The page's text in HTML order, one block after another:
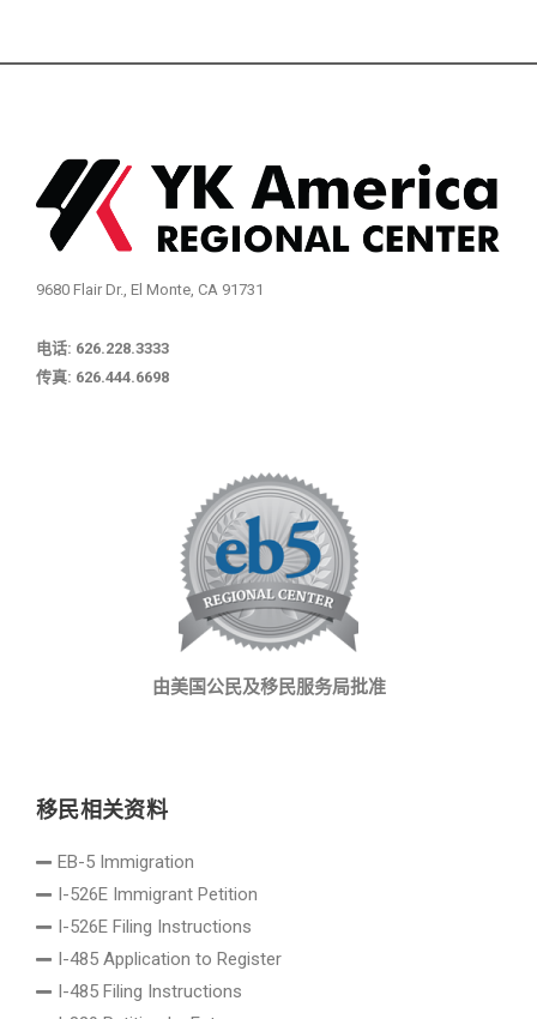
9680 Flair Dr., El Monte, CA 91731
电话: 626.228.3333
传真: 626.444.6698
由美国公民及移民服务局批准
移民相关资料
EB-5 Immigration
I-526E Immigrant Petition
I-526E Filing Instructions
I-485 Application to Register
I-485 Filing Instructions